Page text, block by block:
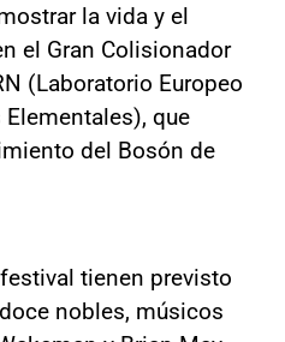
la vida y el
el Gran Colisionador
(Laboratorio Europeo
que
del Bosón de
tienen previsto
nobles, músicos